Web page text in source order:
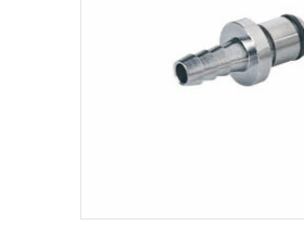
IN DEN WARENKORB